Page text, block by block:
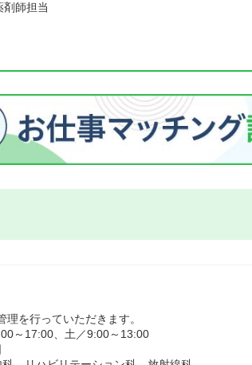
師担当
を行っていただきます。
～17:00、土／9:00～13:00